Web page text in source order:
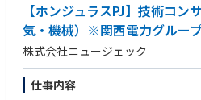
【ホンジュラスPJ】技術コ
気・機械）※関西電力グルー
株式会社ニュージェック
仕事内容